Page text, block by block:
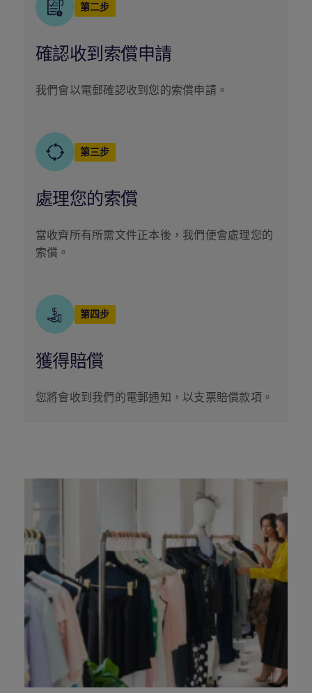
第二步
確認收到索償申請
我們會以電郵確認收到您的索償申請。
第三步
處理您的索償
當收齊所有所需文件正本後，我們便會處理您的
索償。
第四步
獲得賠償
您將會收到我們的電郵通知，以支票賠償款項。